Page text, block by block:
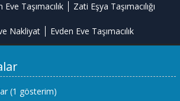
Taşımacılık Zati Eşya Taşımacılığı
Nakliyat Evden Eve Taşımacılık
(1 gösterim)